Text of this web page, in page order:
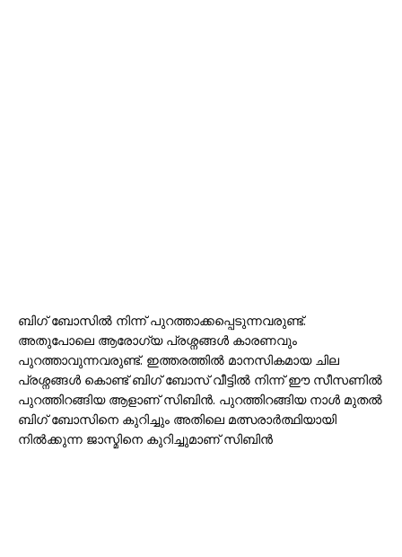
ബിഗ് ബോസിൽ നിന്ന് പുറത്താക്കപ്പെടുന്നവരുണ്ട്.
അതുപോലെ ആരോഗ്യ പ്രശ്നങ്ങൾ കാരണവും
പുറത്താവുന്നവരുണ്ട്. ഇത്തരത്തിൽ മാനസികമായ ചില
പ്രശ്നങ്ങൾ കൊണ്ട് ബിഗ് ബോസ് വീട്ടിൽ നിന്ന് ഈ സീസണിൽ
പുറത്തിറങ്ങിയ ആളാണ് സിബിൻ. പുറത്തിറങ്ങിയ നാൾ മുതൽ
ബിഗ് ബോസിനെ കുറിച്ചും അതിലെ മത്സരാർത്ഥിയായി
നിൽക്കുന്ന ജാസ്മിനെ കുറിച്ചുമാണ് സിബിൻ